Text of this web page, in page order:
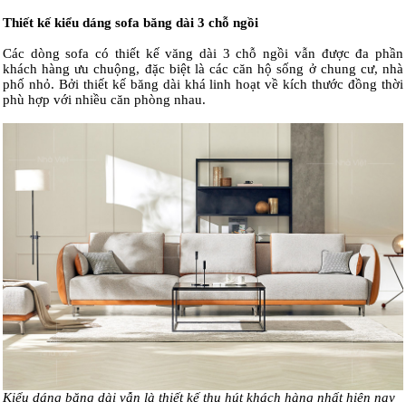
Thiết kế kiểu dáng sofa băng dài 3 chỗ ngồi
Các dòng sofa có thiết kế văng dài 3 chỗ ngồi vẫn được đa phần
khách hàng ưu chuộng, đặc biệt là các căn hộ sống ở chung cư, nhà
phố nhỏ. Bởi thiết kế băng dài khá linh hoạt về kích thước đồng thời
phù hợp với nhiều căn phòng nhau.
Kiểu dáng băng dài vẫn là thiết kế thu hút khách hàng nhất hiện nay